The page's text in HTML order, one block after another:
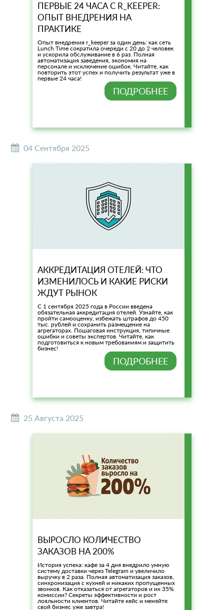
ПЕРВЫЕ 24 ЧАСА С R_KEEPER:
ОПЫТ ВНЕДРЕНИЯ НА
ПРАКТИКЕ
Опыт внедрения r_keeper за один день: как сеть
Lunch Time сократила очереди с 20 до 2 человек
и ускорила обслуживание в 6 раз. Полная
автоматизация заведения, экономия на
персонале и исключение ошибок. Читайте, как
повторить этот успех и получить результат уже в
первые 24 часа!
ПОДРОБНЕЕ
04 Сентября 2025
АККРЕДИТАЦИЯ ОТЕЛЕЙ: ЧТО
ИЗМЕНИЛОСЬ И КАКИЕ РИСКИ
ЖДУТ РЫНОК
С 1 сентября 2025 года в России введена
обязательная аккредитация отелей. Узнайте, как
пройти самооценку, избежать штрафов до 450
тыс. рублей и сохранить размещение на
агрегаторах. Пошаговая инструкция, типичные
ошибки и советы экспертов. Читайте, как
подготовиться к новым требованиям и защитить
бизнес!
ПОДРОБНЕЕ
25 Августа 2025
ВЫРОСЛО КОЛИЧЕСТВО
ЗАКАЗОВ НА 200%
История успеха: кафе за 4 дня внедрило умную
систему доставки через Telegram и увеличило
выручку в 2 раза. Полная автоматизация заказов,
синхронизация с кухней и никаких пропущенных
звонков. Как отказаться от агрегаторов и их 35%
комиссии? Секреты эффективности и рост
лояльности клиентов. Читайте кейс и меняйте
свой бизнес уже завтра!